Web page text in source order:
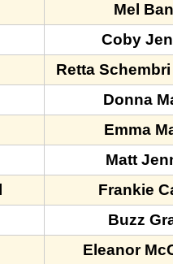
Mel
Coby
Retta
Donna
Emma
Matt
Frankie
Buzz
Eleanor